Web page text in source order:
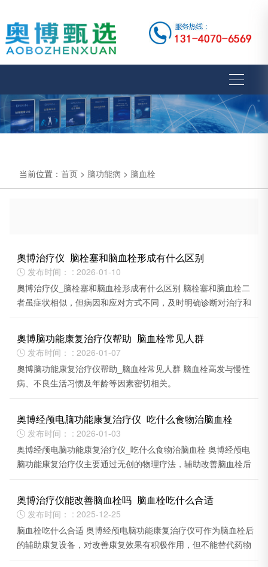
当前位置： 首页 > 脑功能病 > 脑血栓
奧博治疗仪_脑栓塞和脑血栓形成有什么区别
 发布时间： : 2026-01-10
奧博治疗仪_脑栓塞和脑血栓形成有什么区别 脑栓塞和脑血栓二
者虽症状相似，但病因和应对方式不同，及时明确诊断对治疗和
奧博脑功能康复治疗仪帮助_脑血栓常见人群
 发布时间： : 2026-01-07
奧博脑功能康复治疗仪帮助_脑血栓常见人群 脑血栓高发与慢性
病、不良生活习惯及年龄等因素密切相关。
奥博经颅电脑功能康复治疗仪_吃什么食物治脑血栓
 发布时间： : 2026-01-03
奥博经颅电脑功能康复治疗仪_吃什么食物治脑血栓 奥博经颅电
脑功能康复治疗仪主要通过无创的物理疗法，辅助改善脑血栓后
奥博治疗仪能改善脑血栓吗_脑血栓吃什么合适
 发布时间： : 2025-12-25
脑血栓吃什么合适 奥博经颅电脑功能康复治疗仪可作为脑血栓后
的辅助康复设备，对改善康复效果有积极作用，但不能替代药物